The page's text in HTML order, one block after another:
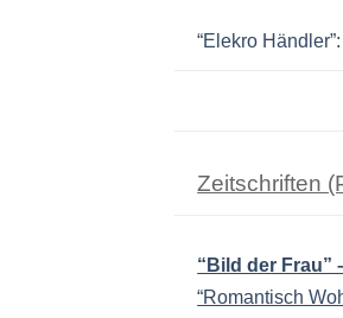
“Elekro
Zeitschriften
“Bild der Frau”
“Romantisch